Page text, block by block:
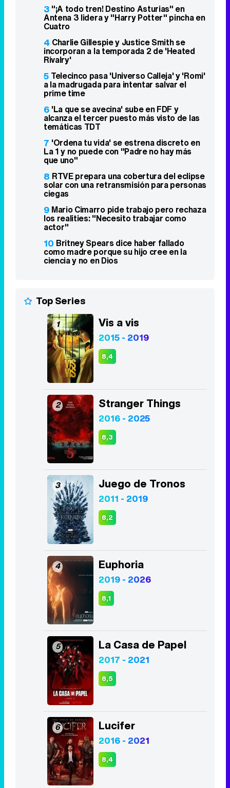
3 "¡A todo tren! Destino Asturias" en
Antena 3 lidera y "Harry Potter" pincha en
Cuatro
4 Charlie Gillespie y Justice Smith se
incorporan a la temporada 2 de 'Heated
Rivalry'
5 Telecinco pasa 'Universo Calleja' y 'Romi'
a la madrugada para intentar salvar el
prime time
6 'La que se avecina' sube en FDF y
alcanza el tercer puesto más visto de las
temáticas TDT
7 'Ordena tu vida' se estrena discreto en
La 1 y no puede con "Padre no hay más
que uno"
8 RTVE prepara una cobertura del eclipse
solar con una retransmisión para personas
ciegas
9 Mario Cimarro pide trabajo pero rechaza
los realities: "Necesito trabajar como
actor"
10 Britney Spears dice haber fallado
como madre porque su hijo cree en la
ciencia y no en Dios
Top Series
1 Vis a vis
2015 - 2019
8,4
2 Stranger Things
2016 - 2025
8,3
3 Juego de Tronos
2011 - 2019
8,2
4 Euphoria
2019 - 2026
8,1
5 La Casa de Papel
2017 - 2021
8,5
6 Lucifer
2016 - 2021
8,4